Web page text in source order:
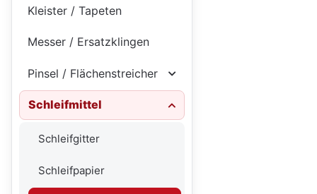
Kleister / Tapeten
Messer / Ersatzklingen
Pinsel / Flächenstreicher
Schleifmittel
Schleifgitter
Schleifpapier